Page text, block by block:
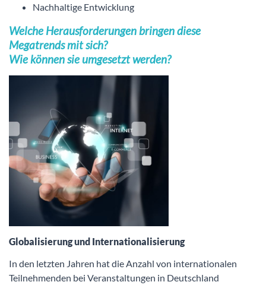
Nachhaltige Entwicklung
Welche Herausforderungen bringen diese
Megatrends mit sich?
Wie können sie umgesetzt werden?
Globalisierung und Internationalisierung
In den letzten Jahren hat die Anzahl von internationalen
Teilnehmenden bei Veranstaltungen in Deutschland